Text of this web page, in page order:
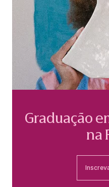
Graduação
na